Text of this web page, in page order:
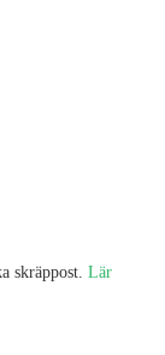
skräppost. Lär